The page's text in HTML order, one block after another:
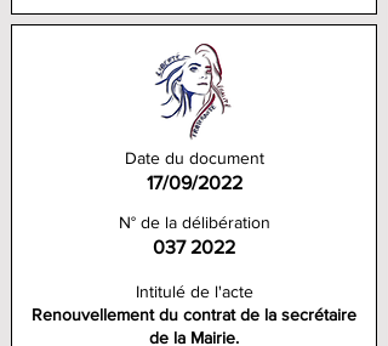
Date du document
17/09/2022
N° de la délibération
037 2022
Intitulé de l'acte
Renouvellement du contrat de la secrétaire
de la Mairie.